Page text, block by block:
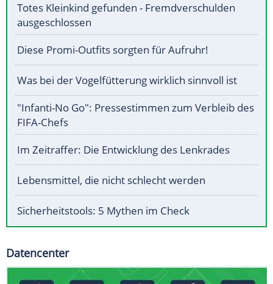
Totes Kleinkind gefunden - Fremdverschulden
ausgeschlossen
Diese Promi-Outfits sorgten für Aufruhr!
Was bei der Vogelfütterung wirklich sinnvoll ist
"Infanti-No Go": Pressestimmen zum Verbleib des
FIFA-Chefs
Im Zeitraffer: Die Entwicklung des Lenkrades
Lebensmittel, die nicht schlecht werden
Sicherheitstools: 5 Mythen im Check
Datencenter